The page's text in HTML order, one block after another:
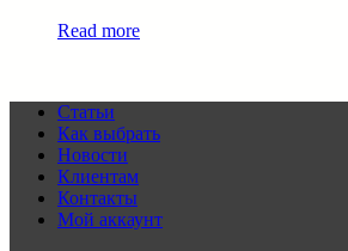
Read more
Статьи
Как выбрать
Новости
Клиентам
Контакты
Мой аккаунт